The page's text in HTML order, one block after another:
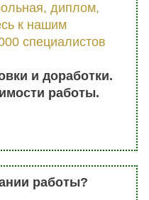
диплом,
к нашим
специалистов
и доработки.
работы.
работы?